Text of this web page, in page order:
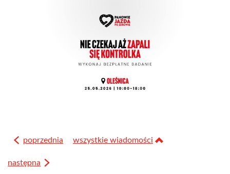
poprzednia wszystkie wiadomości
następna